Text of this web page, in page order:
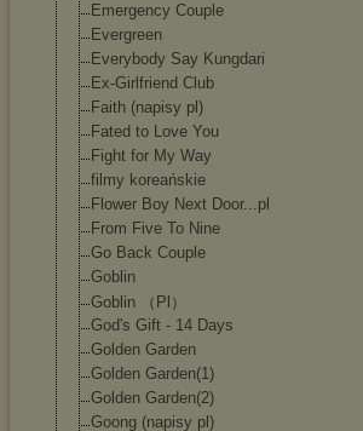
Emergency Couple
Evergreen
Everybody Say Kungdari
Ex-Girlfriend Club
Faith (napisy pl)
Fated to Love You
Fight for My Way
filmy koreańskie
Flower Boy Next Door...pl
From Five To Nine
Go Back Couple
Goblin
Goblin （Pl）
God's Gift - 14 Days
Golden Garden
Golden Garden(1)
Golden Garden(2)
Goong (napisy pl)